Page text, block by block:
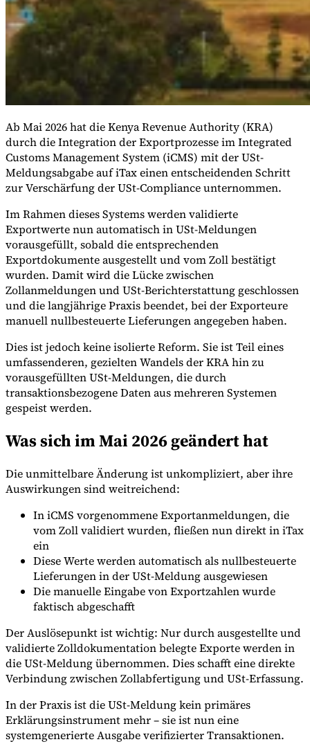
Werkzeuge
VAT-RechnerGST-RechnerVerkaufssteuer-RechnerVAT-
NummernprüferTracker für E-Rechnungs-Mandate
Experts
Unsere Autoren Beitragender werden Wählen Sie einen Experten
Ab Mai 2026 hat die Kenya Revenue Authority (KRA)
durch die Integration der Exportprozesse im Integrated
Customs Management System (iCMS) mit der USt-
Meldungsabgabe auf iTax einen entscheidenden Schritt
zur Verschärfung der USt-Compliance unternommen.
Im Rahmen dieses Systems werden validierte
Exportwerte nun automatisch in USt-Meldungen
vorausgefüllt, sobald die entsprechenden
Exportdokumente ausgestellt und vom Zoll bestätigt
wurden. Damit wird die Lücke zwischen
Zollanmeldungen und USt-Berichterstattung geschlossen
und die langjährige Praxis beendet, bei der Exporteure
manuell nullbesteuerte Lieferungen angegeben haben.
Dies ist jedoch keine isolierte Reform. Sie ist Teil eines
umfassenderen, gezielten Wandels der KRA hin zu
vorausgefüllten USt-Meldungen, die durch
transaktionsbezogene Daten aus mehreren Systemen
gespeist werden.
Was sich im Mai 2026 geändert hat
Die unmittelbare Änderung ist unkompliziert, aber ihre
Auswirkungen sind weitreichend:
In iCMS vorgenommene Exportanmeldungen, die
vom Zoll validiert wurden, fließen nun direkt in iTax
ein
Diese Werte werden automatisch als nullbesteuerte
Lieferungen in der USt-Meldung ausgewiesen
Die manuelle Eingabe von Exportzahlen wurde
faktisch abgeschafft
Der Auslösepunkt ist wichtig: Nur durch ausgestellte und
validierte Zolldokumentation belegte Exporte werden in
die USt-Meldung übernommen. Dies schafft eine direkte
Verbindung zwischen Zollabfertigung und USt-Erfassung.
In der Praxis ist die USt-Meldung kein primäres
Erklärungsinstrument mehr – sie ist nun eine
systemgenerierte Ausgabe verifizierter Transaktionen.